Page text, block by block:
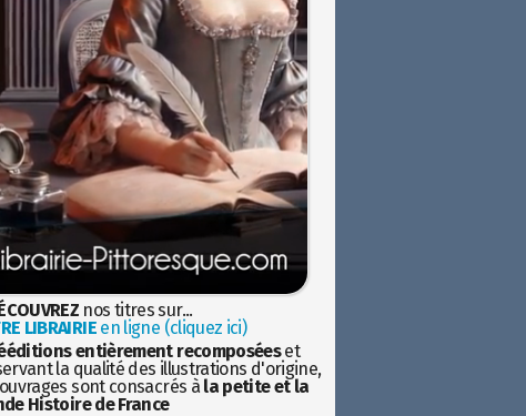
nos titres sur...
LIBRAIRIEen ligne (cliquez ici)
entièrement recomposéeset
la qualité des illustrations d'origine,
sont consacrés à la petite et la
Histoire de France